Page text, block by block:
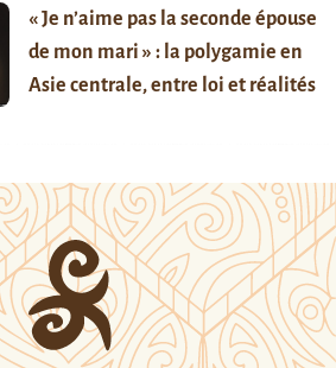
« Je n’aime pas la seconde épouse
de mon mari » : la polygamie en
Asie centrale, entre loi et réalités